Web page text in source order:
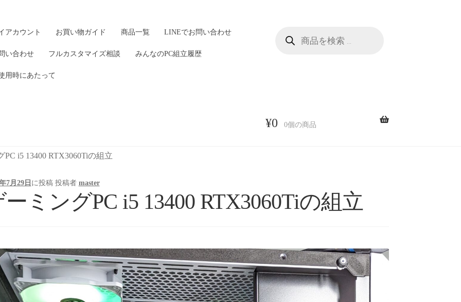
アカウント お買い物ガイド 商品一覧 LINEでお問い合わせ
い合わせ フルカスタマイズ相談 みんなのPC組立履歴
用時にあたって
¥0 0個の商品
PC i5 13400 RTX3060Tiの組立
7月29日 に投稿 投稿者 master
ミングPC i5 13400 RTX3060Tiの組立